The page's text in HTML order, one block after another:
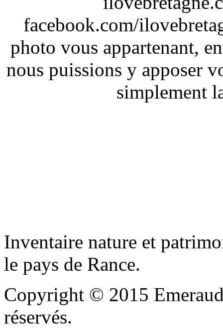
facebook.com/
photo vous appartenant,
nous puissions y apposer
simplement
Inventaire nature et
le pays de Rance.
Copyright © 2015
réservés.